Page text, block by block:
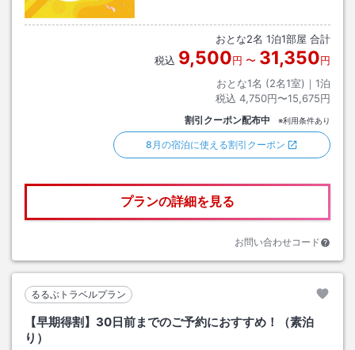
おとな2名 1泊1部屋 合計
税込 9,500円 〜 31,350円
おとな1名 (2名1室)｜ 1泊
税込 4,750円〜15,675円
割引クーポン配布中 ※利用条件あり
8月の宿泊に使える割引クーポン
プランの詳細を見る
お問い合わせコード
るるぶトラベルプラン
【早期得割】30日前までのご予約におすすめ！（素泊
り）